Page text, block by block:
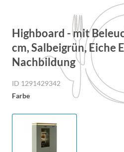
Highboard - mit
cm, Salbeigrün, Eiche
Nachbildung
ID 1291429342
Farbe